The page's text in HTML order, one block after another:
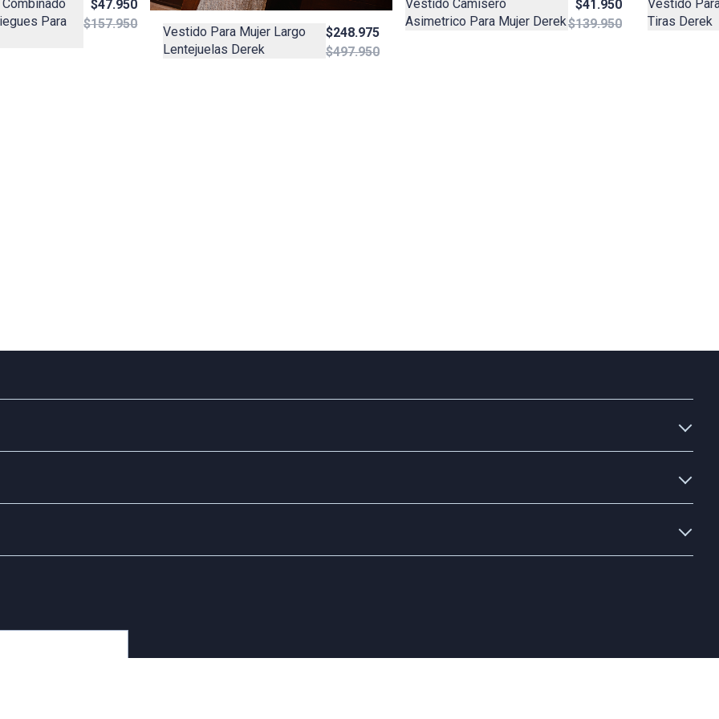
Para
$47.950
$157.950
Vestido Para Mujer Largo
Lentejuelas Derek
$248.975
$497.950
Vestido Camisero
Asimetrico Para Mujer Derek
$41.950
$139.950
Vestido
Tiras Derek